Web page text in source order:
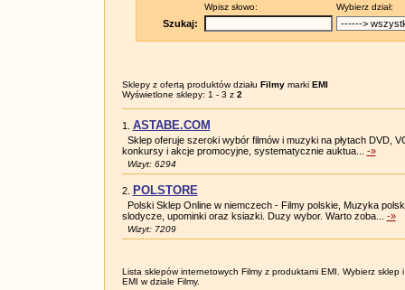
Wpisz słowo: Wybierz dział:
Szukaj:
Sklepy z ofertą produktów działu Filmymarki EMI
Wyświetlone sklepy: 1 - 3 z 2
1. ASTABE.COM
Sklep oferuje szeroki wybór filmów i muzyki na płytach DVD,
konkursy i akcje promocyjne, systematycznie auktua... -»
Wizyt: 6294
2. POLSTORE
Polski Sklep Online w niemczech - Filmy polskie, Muzyka
slodycze, upominki oraz ksiazki. Duzy wybor. Warto zoba... -»
Wizyt: 7209
Lista sklepów internetowych Filmy z produktami EMI. Wybierz sklep
EMI w dziale Filmy.